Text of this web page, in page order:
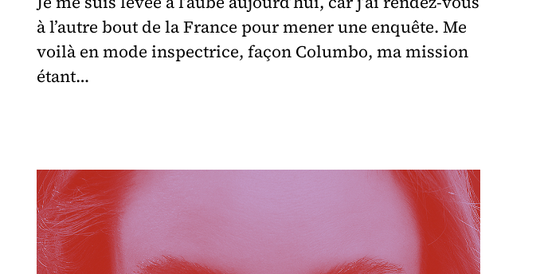
à l’autre bout de la France pour mener une enquête. Me
voilà en mode inspectrice, façon Columbo, ma mission
étant…